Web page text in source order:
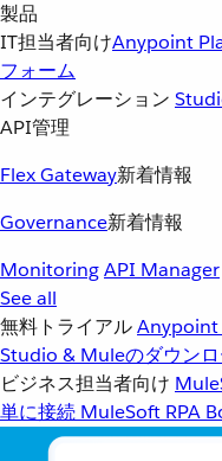
製品
IT担当者向けAnypoint
フォーム
インテグレーション
API管理
Flex Gateway新着情報
Governance新着情報
MonitoringAPI Manager
See all
無料トライアルAnypoint
Studio & Muleのダウンロ
ビジネス担当者向け
単に接続 MuleSoft RPA